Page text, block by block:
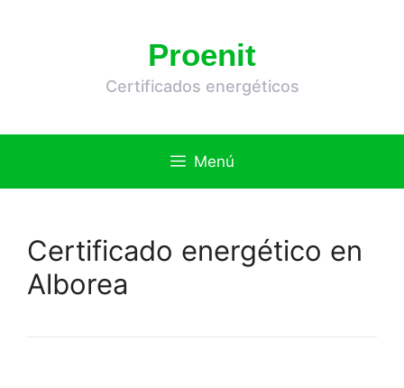
Proenit
Certificados energéticos
Menú
Certificado energético en
Alborea